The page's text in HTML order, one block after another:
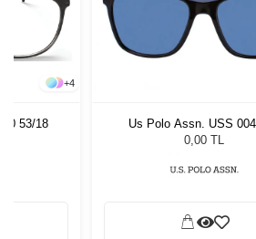
+4
53/18
Us Polo Assn. USS
0,00 TL